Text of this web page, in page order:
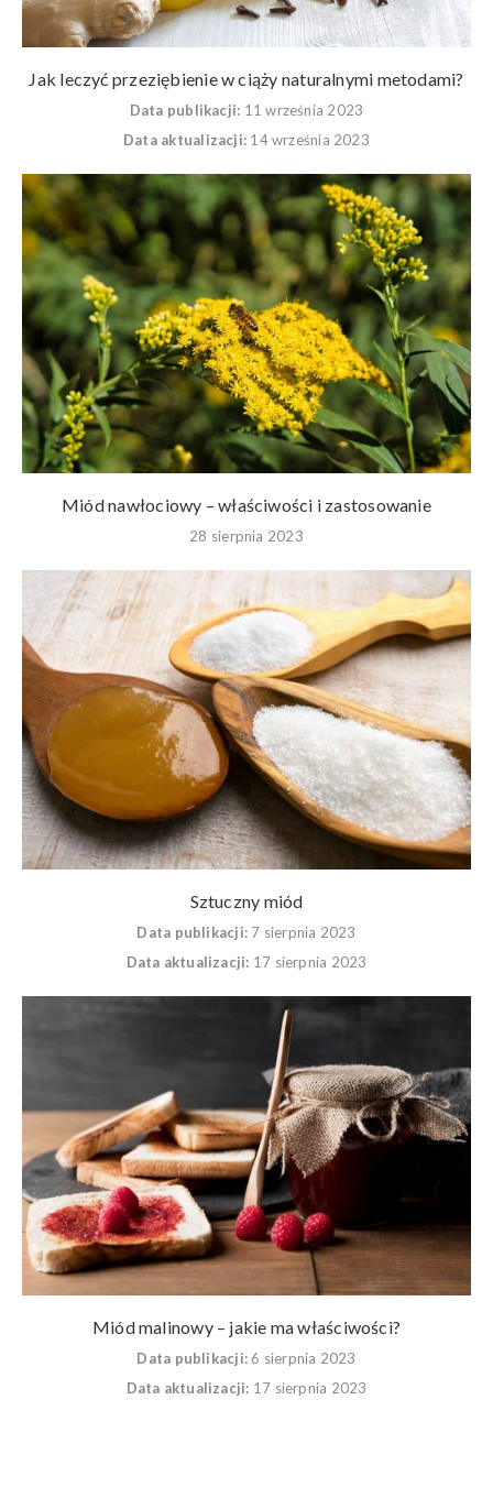
Jak leczyć przeziębienie w ciąży naturalnymi metodami?
Data publikacji: 11 września 2023
Data aktualizacji: 14 września 2023
Miód nawłociowy – właściwości i zastosowanie
28 sierpnia 2023
Sztuczny miód
Data publikacji: 7 sierpnia 2023
Data aktualizacji: 17 sierpnia 2023
Miód malinowy – jakie ma właściwości?
Data publikacji: 6 sierpnia 2023
Data aktualizacji: 17 sierpnia 2023